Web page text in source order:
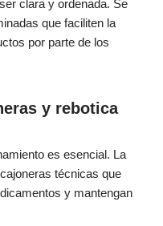
clara y ordenada. Se
que faciliten la
por parte de los
y rebotica
es esencial. La
técnicas que
y mantengan